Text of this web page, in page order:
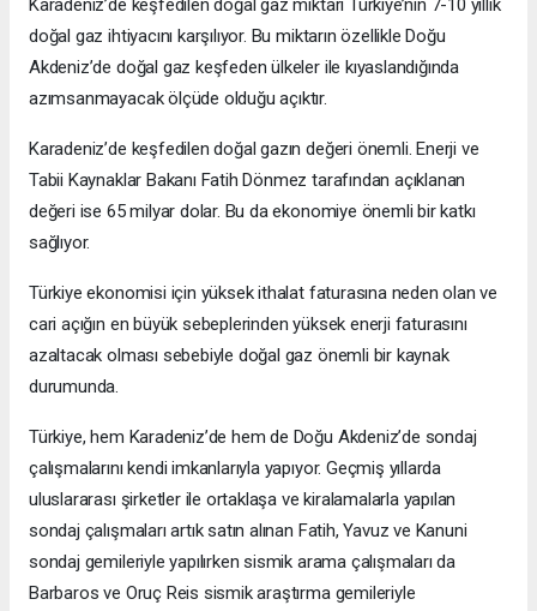
Karadeniz’de keşfedilen doğal gaz miktarı Türkiye’nin 7-10 yıllık
doğal gaz ihtiyacını karşılıyor. Bu miktarın özellikle Doğu
Akdeniz’de doğal gaz keşfeden ülkeler ile kıyaslandığında
azımsanmayacak ölçüde olduğu açıktır.
Karadeniz’de keşfedilen doğal gazın değeri önemli. Enerji ve
Tabii Kaynaklar Bakanı Fatih Dönmez tarafından açıklanan
değeri ise 65 milyar dolar. Bu da ekonomiye önemli bir katkı
sağlıyor.
Türkiye ekonomisi için yüksek ithalat faturasına neden olan ve
cari açığın en büyük sebeplerinden yüksek enerji faturasını
azaltacak olması sebebiyle doğal gaz önemli bir kaynak
durumunda.
Türkiye, hem Karadeniz’de hem de Doğu Akdeniz’de sondaj
çalışmalarını kendi imkanlarıyla yapıyor. Geçmiş yıllarda
uluslararası şirketler ile ortaklaşa ve kiralamalarla yapılan
sondaj çalışmaları artık satın alınan Fatih, Yavuz ve Kanuni
sondaj gemileriyle yapılırken sismik arama çalışmaları da
Barbaros ve Oruç Reis sismik araştırma gemileriyle